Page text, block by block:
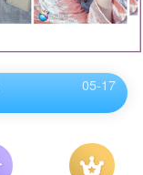
05-17
05-17